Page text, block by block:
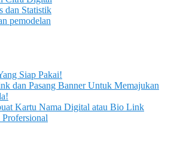
dan Statistik
pemodelan
Siap Pakai!
dan Pasang Banner Untuk Memajukan
Kartu Nama Digital atau Bio Link